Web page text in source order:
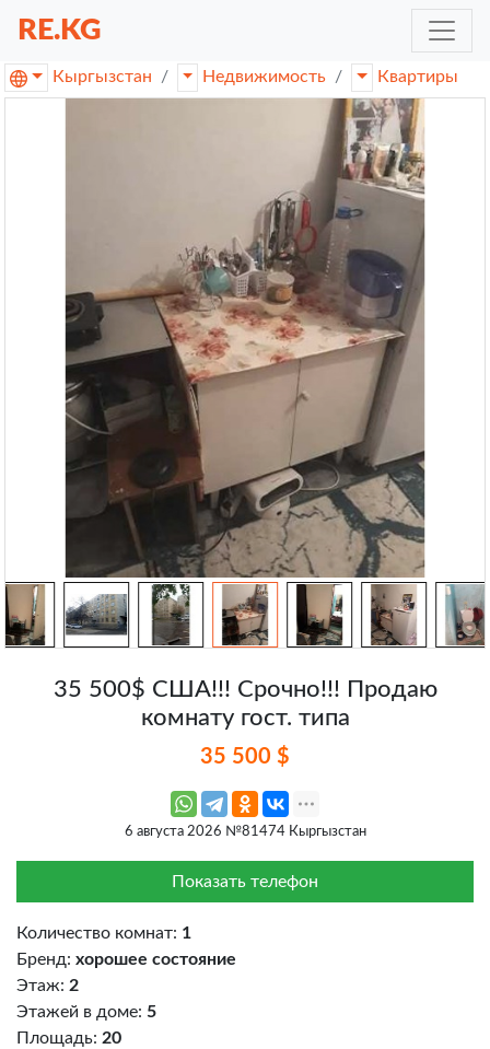
RE.KG
Кыргызстан Недвижимость Квартиры
35 500$ США!!! Срочно!!! Продаю
комнату гост. типа
35 500 $
6 августа 2026 №81474 Кыргызстан
Показать телефон
Количество комнат: 1
Бренд: хорошее состояние
Этаж: 2
Этажей в доме: 5
Площадь: 20